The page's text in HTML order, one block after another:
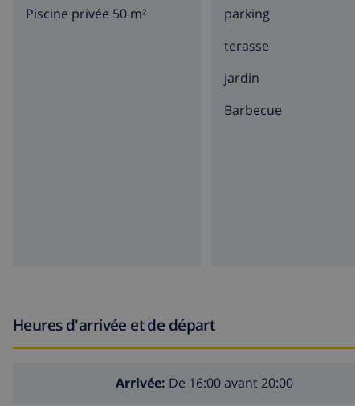
Caractéristiques / services
literie et serviettes comprises dans le prix
Caractéristiques / services additionnels
Piscine privée 50 m²
parking
terasse
jardin
barbecue
Heures d'arrivée et de départ
Arrivée: De 16:00 avant 20:00